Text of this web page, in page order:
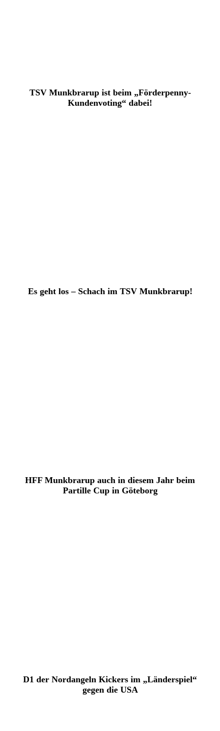
TSV Munkbrarup ist beim „Förderpenny-
Kundenvoting“ dabei!
Es geht los – Schach im TSV Munkbrarup!
HFF Munkbrarup auch in diesem Jahr beim
Partille Cup in Göteborg
D1 der Nordangeln Kickers im „Länderspiel“
gegen die USA